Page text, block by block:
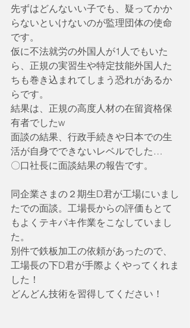
先ずはどんないい子でも、疑ってかか
らないといけないのが監理団体の使命
です。
仮に不法就労の外国人が1人でもいた
ら、正規の実習生や特定技能外国人た
ちも巻き込まれてしまう恐れがあるか
らです。
結果は、正規の高度人材の在留資格保
有者でしたw
面談の結果、行政手続きや日本での生
活が自身でできないレベルでした…
〇口社長に面談結果の報告です。
同企業さまの２期生D君が工場にいまし
たでの面談。工場長からの評価もとて
もよくテキパキ作業をこなしていまし
た。
別件で鉄板加工の依頼があったので、
工場長の下D君が手際よくやってくれま
した！
どんどん技術を習得してください！